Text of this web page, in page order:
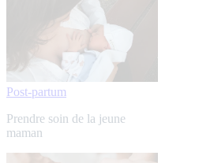
Post-partum
Prendre soin de la jeune
maman